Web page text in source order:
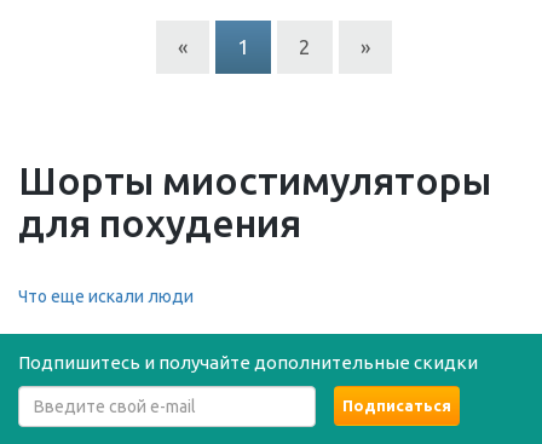
« 1 2 »
Шорты миостимуляторы
для похудения
Что еще искали люди
Подпишитесь и получайте дополнительные скидки